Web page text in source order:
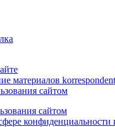
материалов
сайтом
сайтом
конфиденциальности